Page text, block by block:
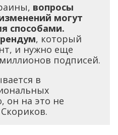
вопросы
могут
способами.
, который
и нужно еще
подписей.
в
он на это не